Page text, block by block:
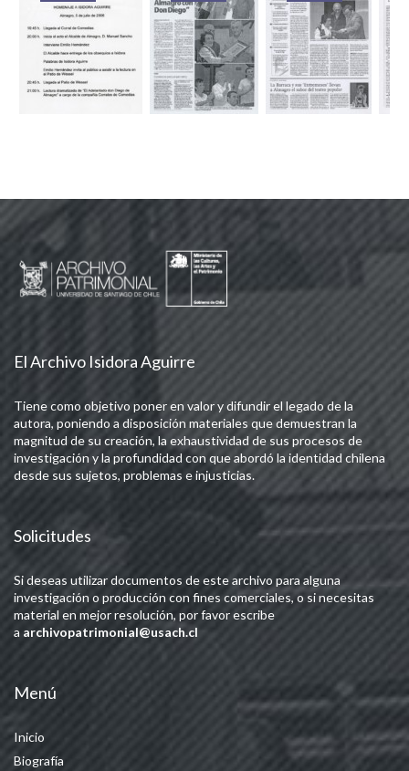
El Archivo Isidora Aguirre
Tiene como objetivo poner en valor y difundir el legado de la
autora, poniendo a disposición materiales que demuestran la
magnitud de su creación, la exhaustividad de sus procesos de
investigación y la profundidad con que abordó la identidad chilena
desde sus sujetos, problemas e injusticias.
Solicitudes
Si deseas utilizar documentos de este archivo para alguna
investigación o producción con fines comerciales, o si necesitas
material en mejor resolución, por favor escribe
a archivopatrimonial@usach.cl
Menú
Inicio
Biografía